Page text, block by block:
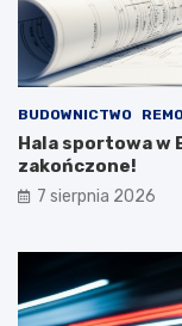
BUDOWNICTWO
Hala sportowa w
zakończone!
7 sierpnia 2026